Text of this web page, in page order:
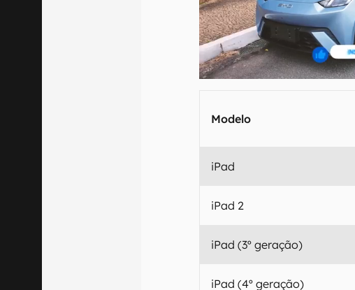
Modelo
iPad
iPad 2
iPad (3º geração)
iPad (4º geração)